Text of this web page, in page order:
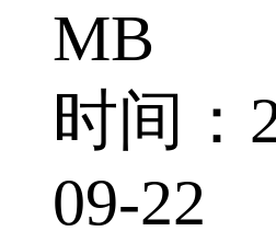
MB
时间：
09-22